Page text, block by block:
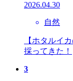
2026.04.30
自然
【ホタルイ
採ってきた！
3